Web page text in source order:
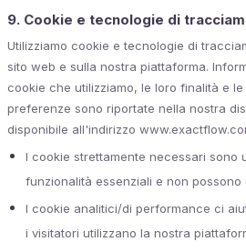
9. Cookie e tecnologie di
Utilizziamo cookie e tecnologie di
sito web e sulla nostra piattaforma.
cookie che utilizziamo, le loro finalità e
preferenze sono riportate nella nostra
disponibile all'indirizzo
I cookie strettamente necessari sono
funzionalità essenziali e non possono
I cookie analitici/di performance ci
i visitatori utilizzano la nostra